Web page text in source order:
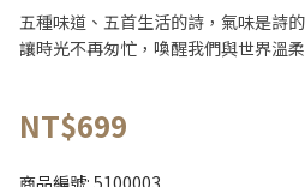
五種味道、五首生活的詩，氣味是詩
讓時光不再匆忙，喚醒我們與世界溫
NT$699